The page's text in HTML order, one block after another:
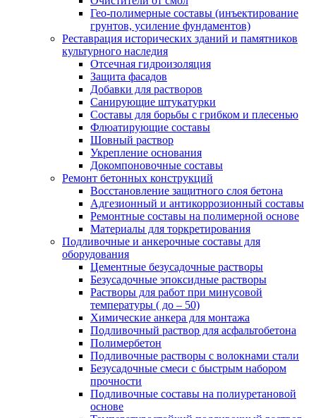
Гео-полимерные составы (инъектирование
грунтов, усиление фундаментов)
Реставрация исторических зданий и памятников
культурного наследия
Отсечная гидроизоляция
Защита фасадов
Добавки для растворов
Санирующие штукатурки
Составы для борьбы с грибком и плесенью
Флюатирующие составы
Шовный раствор
Укрепление основания
Докомпоновочные составы
Ремонт бетонных конструкций
Восстановление защитного слоя бетона
Адгезионный и антикоррозионный составы
Ремонтные составы на полимерной основе
Материалы для торкретирования
Подливочные и анкерочные составы для
оборудования
Цементные безусадочные растворы
Безусадочные эпоксидные растворы
Растворы для работ при минусовой
температуры ( до – 50)
Химические анкера для монтажа
Подливочный раствор для асфальтобетона
Полимербетон
Подливочные растворы с волокнами стали
Безусадочные смеси с быстрым набором
прочности
Подливочные составы на полиуретановой
основе